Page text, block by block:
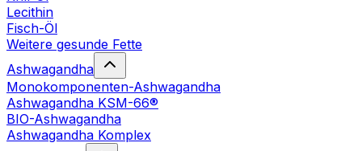
Lecithin
Fisch-Öl
Weitere gesunde Fette
Ashwagandha
Monokomponenten-Ashwagandha
Ashwagandha KSM-66®
BIO-Ashwagandha
Ashwagandha Komplex